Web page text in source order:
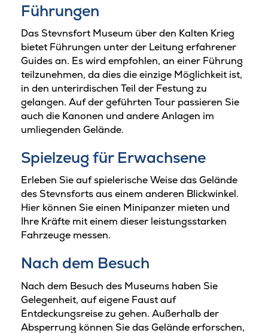
Führungen
Das Stevnsfort Museum über den Kalten Krieg
bietet Führungen unter der Leitung erfahrener
Guides an. Es wird empfohlen, an einer Führung
teilzunehmen, da dies die einzige Möglichkeit ist,
in den unterirdischen Teil der Festung zu
gelangen. Auf der geführten Tour passieren Sie
auch die Kanonen und andere Anlagen im
umliegenden Gelände.
Spielzeug für Erwachsene
Erleben Sie auf spielerische Weise das Gelände
des Stevnsforts aus einem anderen Blickwinkel.
Hier können Sie einen Minipanzer mieten und
Ihre Kräfte mit einem dieser leistungsstarken
Fahrzeuge messen.
Nach dem Besuch
Nach dem Besuch des Museums haben Sie
Gelegenheit, auf eigene Faust auf
Entdeckungsreise zu gehen. Außerhalb der
Absperrung können Sie das Gelände erforschen,